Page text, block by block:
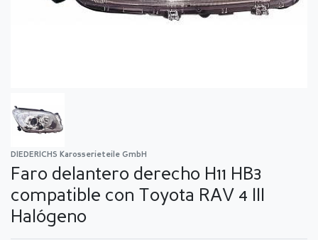
DIEDERICHS Karosserieteile GmbH
Faro delantero derecho H11 HB3
compatible con Toyota RAV 4 III
Halógeno